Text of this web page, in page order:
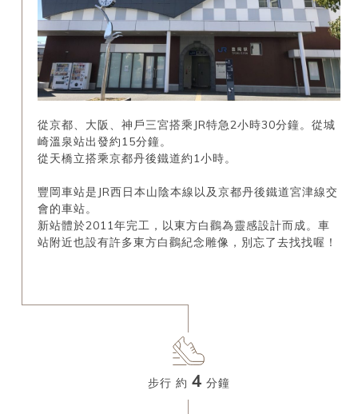
從京都、大阪、神戶三宮搭乘JR特急2小時30分鐘。從城
崎溫泉站出發約15分鐘。
從天橋立搭乘京都丹後鐵道約1小時。
豐岡車站是JR西日本山陰本線以及京都丹後鐵道宮津線交
會的車站。
新站體於2011年完工，以東方白鸛為靈感設計而成。車
站附近也設有許多東方白鸛紀念雕像，別忘了去找找喔！
步行 約 4 分鐘